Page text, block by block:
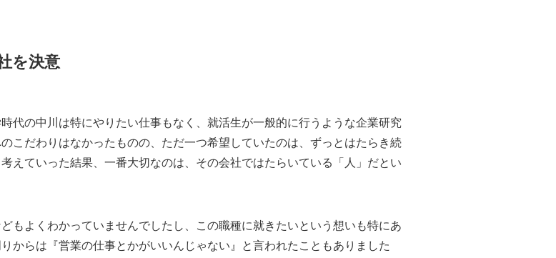
を決意
代の中川は特にやりたい仕事もなく、就活生が一般的に行うような企業研究
こだわりはなかったものの、ただ一つ希望していたのは、ずっとはたらき続
えていった結果、一番大切なのは、その会社ではたらいている「人」だとい
もよくわかっていませんでしたし、この職種に就きたいという想いも特にあ
からは『営業の仕事とかがいいんじゃない』と言われたこともありました